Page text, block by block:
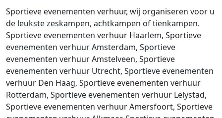
Sportieve evenementen verhuur, wij organiseren voor u
de leukste zeskampen, achtkampen of tienkampen.
Sportieve evenementen verhuur Haarlem, Sportieve
evenementen verhuur Amsterdam, Sportieve
evenementen verhuur Amstelveen, Sportieve
evenementen verhuur Utrecht, Sportieve evenementen
verhuur Den Haag, Sportieve evenementen verhuur
Rotterdam, Sportieve evenementen verhuur Lelystad,
Sportieve evenementen verhuur Amersfoort, Sportieve